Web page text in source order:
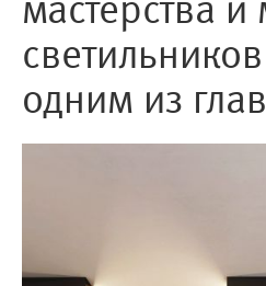
мастерства и
одним из